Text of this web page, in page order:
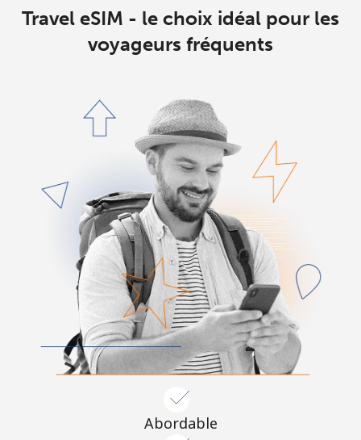
Travel eSIM - le choix idéal pour les
voyageurs fréquents
Abordable